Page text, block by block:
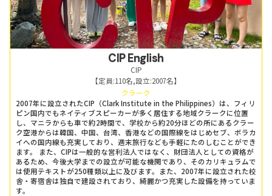
CIP English
CIP
【定員:110名,設立:2007名】
クラーク
2007年に設立されたCIP（Clark Institute in the Philippines）は、フィリ
ピン国内でもネイティブスピーカーが多く居住する地域クラークに位置
し、マニラからも車で約2時間で、学校から約20分ほどの所にあるクラー
ク空港からは韓国、中国、台湾、香港などの国際線をはじめセブ、ボラカ
イへの国内線も充実しており、週末旅行なども手軽にたのしむことができ
ます。 また、CIPは一般的な営利法人ではなく、財団法人としての資格が
あるため、今後大学までの設立が可能な機関であり、そのカリキュラムで
は使用テキストが250種類以上に及びます。また、2007年に設立された校
舎・寄宿舎は独自で建設されており、綺麗かつ充実した設備を持っていま
す。